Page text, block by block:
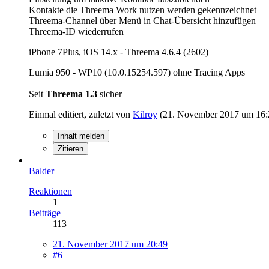
Kontakte die Threema Work nutzen werden gekennzeichnet
Threema-Channel über Menü in Chat-Übersicht hinzufügen
Threema-ID wiederrufen
iPhone 7Plus, iOS 14.x - Threema 4.6.4 (2602)
Lumia 950 - WP10 (10.0.15254.597) ohne Tracing Apps
Seit Threema 1.3 sicher
Einmal editiert, zuletzt von Kilroy (21. November 2017 um
Inhalt melden
Zitieren
Balder
Reaktionen
1
Beiträge
113
21. November 2017 um 20:49
#6